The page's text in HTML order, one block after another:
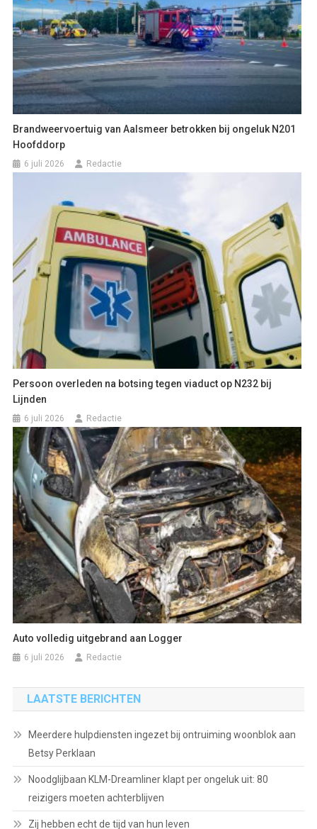
Brandweervoertuig van Aalsmeer betrokken bij ongeluk N201
Hoofddorp
6 juli 2026 Redactie
Persoon overleden na botsing tegen viaduct op N232 bij
Lijnden
6 juli 2026 Redactie
Auto volledig uitgebrand aan Logger
6 juli 2026 Redactie
LAATSTE BERICHTEN
Meerdere hulpdiensten ingezet bij ontruiming woonblok aan
Betsy Perklaan
Noodglijbaan KLM-Dreamliner klapt per ongeluk uit: 80
reizigers moeten achterblijven
Zij hebben echt de tijd van hun leven